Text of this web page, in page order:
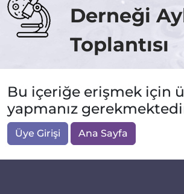
Derneği
Toplantısı
Bu içeriğe erişmek için
yapmanız
Üye Girişi Ana Sayfa